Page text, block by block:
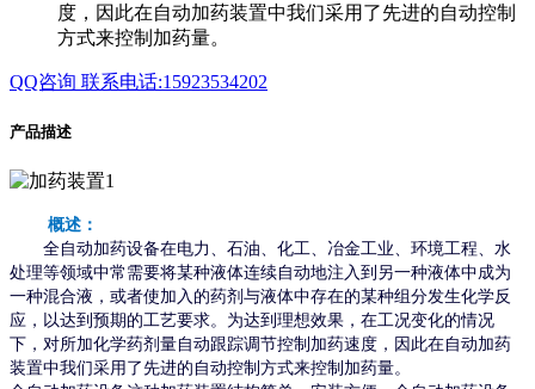
度，因此在自动加药装置中我们采用了先进的自动控制
方式来控制加药量。
QQ咨询 联系电话:15923534202
产品描述
概述：
全自动加药设备在电力、石油、化工、冶金工业、环境工程、水
处理等领域中常需要将某种液体连续自动地注入到另一种液体中成为
一种混合液，或者使加入的药剂与液体中存在的某种组分发生化学反
应，以达到预期的工艺要求。为达到理想效果，在工况变化的情况
下，对所加化学药剂量自动跟踪调节控制加药速度，因此在自动加药
装置中我们采用了先进的自动控制方式来控制加药量。